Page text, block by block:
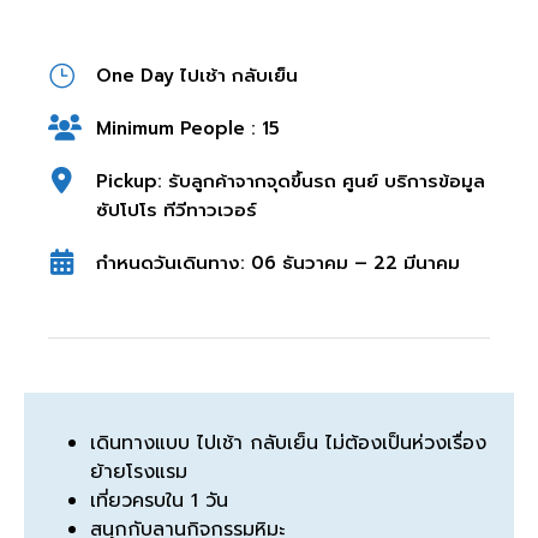
One Day ไปเช้า กลับเย็น
Minimum People : 15
Pickup: รับลูกค้าจากจุดขึ้นรถ ศูนย์ บริการข้อมูล
ซัปโปโร ทีวีทาวเวอร์
กำหนดวันเดินทาง: 06 ธันวาคม – 22 มีนาคม
เดินทางแบบ ไปเช้า กลับเย็น ไม่ต้องเป็นห่วงเรื่อง
ย้ายโรงแรม
เที่ยวครบใน 1 วัน
สนุกกับลานกิจกรรมหิมะ